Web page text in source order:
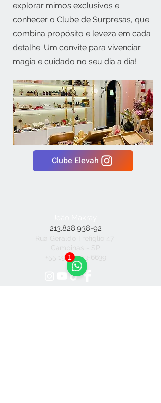
explorar mimos exclusivos e
conhecer o Clube de Surpresas, que
combina propósito e leveza em cada
detalhe. Um convite para vivenciar
magia e cuidado no seu dia a dia!
Clube Elevah
213.828.938-92
Rua Geraldo Trefiglio 47
Campinas - SP
+55 19 92003-6639
1